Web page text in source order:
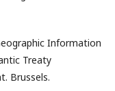
Information
Treaty
Brussels.